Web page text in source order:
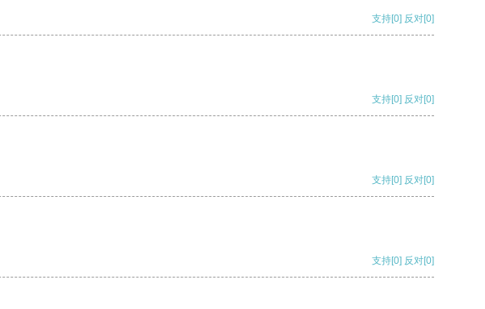
支持[0] 反对[0]
支持[0] 反对[0]
支持[0] 反对[0]
支持[0] 反对[0]